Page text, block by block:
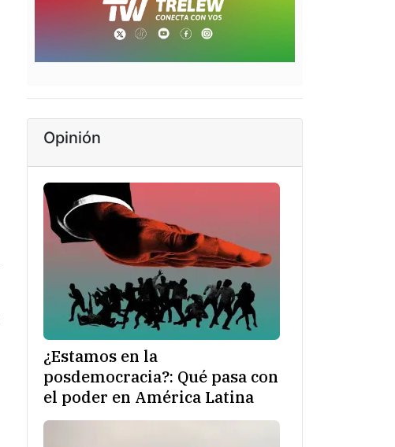
Opinión
¿Estamos en la
posdemocracia?: Qué pasa con
el poder en América Latina